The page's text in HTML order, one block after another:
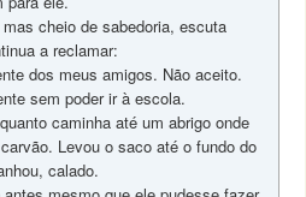
cheio de sabedoria, escuta
a reclamar:
dos meus amigos. Não aceito.
sem poder ir à escola.
caminha até um abrigo onde
Levou o saco até o fundo do
calado.